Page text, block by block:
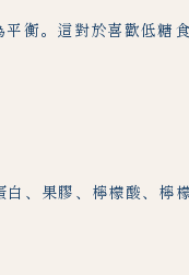
衡。這對於喜歡低糖
、果膠、檸檬酸、檸